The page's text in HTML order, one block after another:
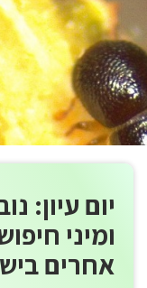
יום עיון:
ומיני
אחרים